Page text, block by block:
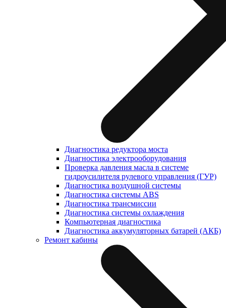
Диагностика редуктора моста
Диагностика электрооборудования
Проверка давления масла в системе
гидроусилителя рулевого управления (ГУР)
Диагностика воздушной системы
Диагностика системы ABS
Диагностика трансмиссии
Диагностика системы охлаждения
Компьютерная диагностика
Диагностика аккумуляторных батарей (АКБ)
Ремонт кабины